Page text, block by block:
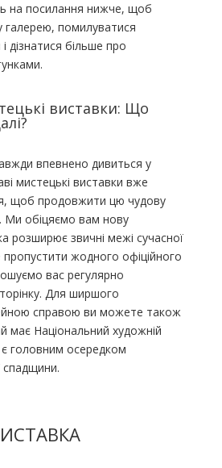
на посилання нижче, щоб
галерею, помилуватися
дізнатися більше про
виставки: Що
впевнено дивиться у
мистецькі виставки вже
щоб продовжити цю чудову
Ми обіцяємо вам нову
розширює звичні межі сучасної
жодного офіційного
вас регулярно
Для ширшого
справою ви можете також
має Національний художній
головним осередком